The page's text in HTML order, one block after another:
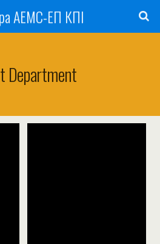
АЕМС-ЕП КПІ
Department